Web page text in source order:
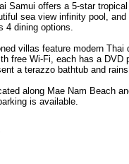
Samui offers a 5-star
sea view infinity pool,
4 dining options.
villas feature modern
free Wi-Fi, each has a
a terazzo bathtub and
along Mae Nam Beach
is available.